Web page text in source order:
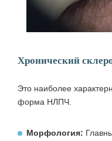
Хронический
Это наиболее
форма НЛПЧ.
Морфология: